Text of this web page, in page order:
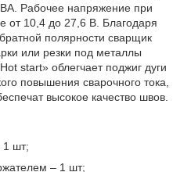
Рабочее напряжение при
от 10,4 до 27,6 В. Благодаря
полярности сварщик
или резки под металлы
start» облегчает поджиг дуги
повышения сварочного тока,
высокое качество швов.
шт;
– 1 шт;